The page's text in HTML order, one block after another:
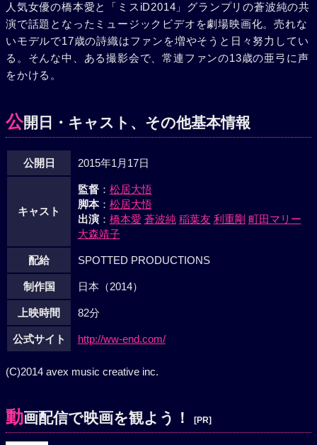
人気女優の橋本愛と「ミスiD2014」グランプリの蒼波純の共
演で話題となったミュージックビデオを劇場映画化。売れな
いモデルで17歳の詩織はファンを増やそうと日々努力してい
る。そんな中、ある撮影会で、常連ファンの13歳の亜弓に声
をかける。
公開日・キャスト、その他基本情報
公開日 2015年1月17日
キャスト
監督： 松居大悟
脚本： 松居大悟
出演： 橋本愛 蒼波純 稲葉友 利重剛 町田マリー
大森靖子
配給 SPOTTED PRODUCTIONS
制作国 日本（2014）
上映時間 82分
公式サイト http://ww-end.com/
(C)2014 avex music creative inc.
動画配信で映画を観よう！ [PR]